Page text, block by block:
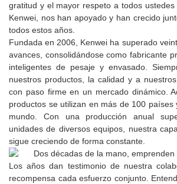
gratitud y el mayor respeto a todos
Kenwei, nos han apoyado y han crecido
todos estos años.
Fundada en 2006, Kenwei ha superado
avances, consolidándose como fabricante
inteligentes de pesaje y envasado.
nuestros productos, la calidad y a
con paso firme en un mercado dinámico.
productos se utilizan en más de 100 países
mundo. Con una producción anual
unidades de diversos equipos, nuestra
sigue creciendo de forma constante.
Los años dan testimonio de nuestra
recompensa cada esfuerzo conjunto.